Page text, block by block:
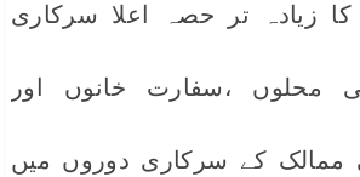
زیادہ تر حصہ اعلا سرکاری
محلوں ،سفارت خانوں اور
کے سرکاری دوروں میں